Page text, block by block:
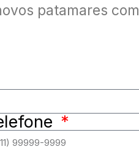
patamares com